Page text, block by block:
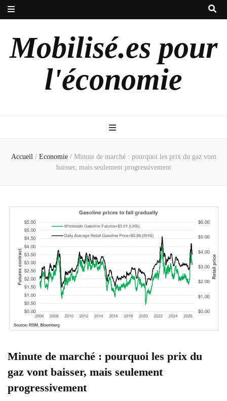
Mobilisé.es pour
l'économie
Accueil / Economie / Minute de marché : pourquoi les prix du gaz vont
baisser, mais seulement progressivement
Minute de marché : pourquoi les prix du
gaz vont baisser, mais seulement
progressivement